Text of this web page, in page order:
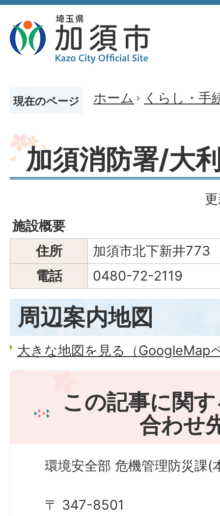
現在のページ ホーム くらし・手
加須消防署/大
施設概要
住所
加須市北下新井773
電話
0480-72-2119
周辺案内地図
大きな地図を見る（GoogleMap
この記事に関
合わせ
環境安全部 危機管理防災課(
〒 347-8501